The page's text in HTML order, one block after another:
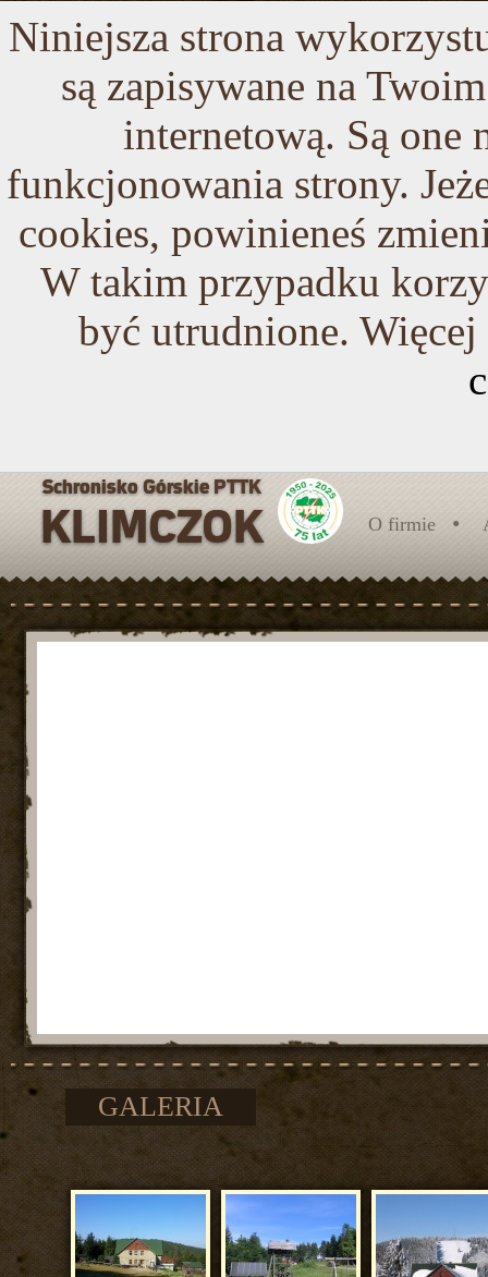
Niniejsza strona
są zapisywane na
internetową. Są one
funkcjonowania strony.
cookies, powinieneś
W takim przypadku
być utrudnione.
O firmie
Trochę historii
Szlaki turystyczne
GALERIA